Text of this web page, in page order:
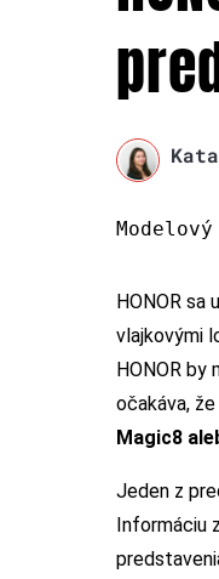
HONOR sa
vlajkovými
HONOR
očakáva,
Magic8
Jeden z
Informáciu